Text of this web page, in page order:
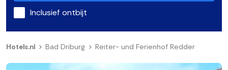
Inclusief ontbijt
Hotels.nl Bad Driburg Reiter- und Ferienhof Redder